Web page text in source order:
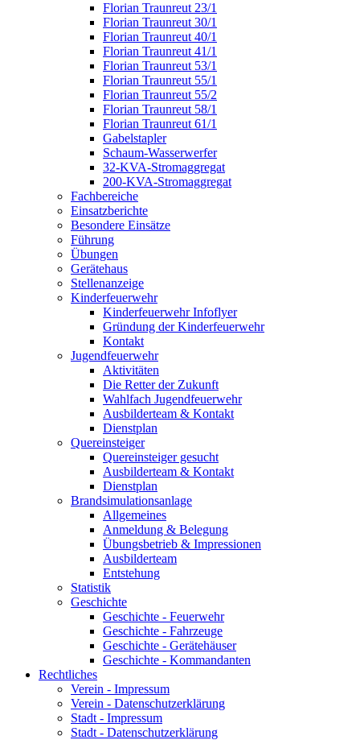
Florian Traunreut 23/1
Florian Traunreut 30/1
Florian Traunreut 40/1
Florian Traunreut 41/1
Florian Traunreut 53/1
Florian Traunreut 55/1
Florian Traunreut 55/2
Florian Traunreut 58/1
Florian Traunreut 61/1
Gabelstapler
Schaum-Wasserwerfer
32-KVA-Stromaggregat
200-KVA-Stromaggregat
Fachbereiche
Einsatzberichte
Besondere Einsätze
Führung
Übungen
Gerätehaus
Stellenanzeige
Kinderfeuerwehr
Kinderfeuerwehr Infoflyer
Gründung der Kinderfeuerwehr
Kontakt
Jugendfeuerwehr
Aktivitäten
Die Retter der Zukunft
Wahlfach Jugendfeuerwehr
Ausbilderteam & Kontakt
Dienstplan
Quereinsteiger
Quereinsteiger gesucht
Ausbilderteam & Kontakt
Dienstplan
Brandsimulationsanlage
Allgemeines
Anmeldung & Belegung
Übungsbetrieb & Impressionen
Ausbilderteam
Entstehung
Statistik
Geschichte
Geschichte - Feuerwehr
Geschichte - Fahrzeuge
Geschichte - Gerätehäuser
Geschichte - Kommandanten
Rechtliches
Verein - Impressum
Verein - Datenschutzerklärung
Stadt - Impressum
Stadt - Datenschutzerklärung